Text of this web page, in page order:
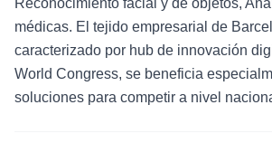
Reconocimiento facial y de objetos,
médicas. El tejido empresarial de
caracterizado por hub de innovación
World Congress, se beneficia
soluciones para competir a nivel